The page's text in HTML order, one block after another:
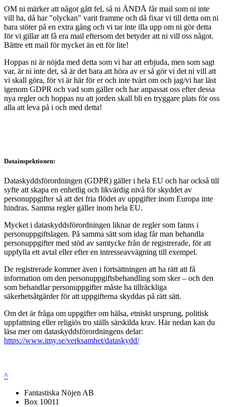
OM ni märker att något gått fel, så ni ÄNDÅ får mail som ni inte
vill ha, då har "olyckan" varit framme och då fixar vi till detta om ni
bara stöter på en extra gång och vi tar inte illa upp om ni gör detta
för vi gillar att få era mail eftersom det betyder att ni vill oss något.
Bättre ett mail för mycket än ett för lite!
Hoppas ni är nöjda med detta som vi har att erbjuda, men som sagt
var, är ni inte det, så är det bara att höra av er så gör vi det ni vill att
vi skall göra, för vi är här för er och inte tvärt om och jag/vi har läst
igenom GDPR och vad som gäller och har anpassat oss efter dessa
nya regler och hoppas nu att jorden skall bli en tryggare plats för oss
alla att leva på i och med detta!
Datainspektionen:
Dataskyddsförordningen (GDPR) gäller i hela EU och har också till
syfte att skapa en enhetlig och likvärdig nivå för skyddet av
personuppgifter så att det fria flödet av uppgifter inom Europa inte
hindras. Samma regler gäller inom hela EU.
Mycket i dataskyddsförordningen liknar de regler som fanns i
personuppgiftslagen. På samma sätt som idag får man behandla
personuppgifter med stöd av samtycke från de registrerade, för att
uppfylla ett avtal eller efter en intresseavvägning till exempel.
De registrerade kommer även i fortsättningen att ha rätt att få
information om den personuppgiftsbehandling som sker – och den
som behandlar personuppgifter måste ha tillräckliga
säkerhetsåtgärder för att uppgifterna skyddas på rätt sätt.
Om det är fråga om uppgifter om hälsa, etniskt ursprung, politisk
uppfattning eller religiös tro ställs särskilda krav. Här nedan kan du
läsa mer om dataskyddsförordningens delar:
https://www.imy.se/verksamhet/dataskydd/
^
Fantastiska Nöjen AB
Box 10011